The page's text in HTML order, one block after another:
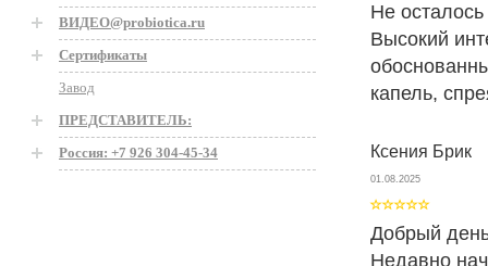
ВИДЕО@probiotica.ru
Сертификаты
Завод
ПРЕДСТАВИТЕЛЬ:
Россия: +7 926 304-45-34
Не
Высокий
капель,
Ксения Брик
01.08.2025
Добрый
Недавно